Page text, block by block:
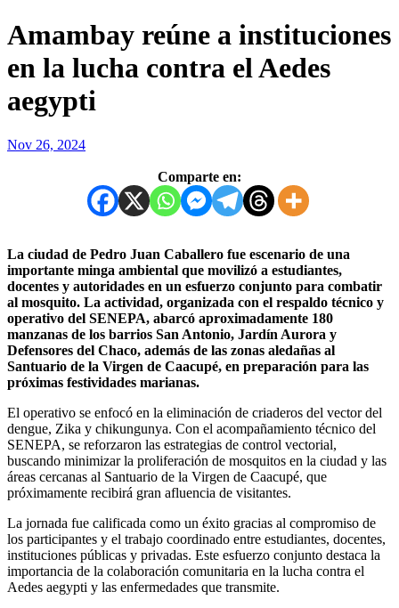
Amambay reúne a instituciones
en la lucha contra el Aedes
aegypti
Nov 26, 2024
Comparte en:
La ciudad de Pedro Juan Caballero fue escenario de una
importante minga ambiental que movilizó a estudiantes,
docentes y autoridades en un esfuerzo conjunto para combatir
al mosquito. La actividad, organizada con el respaldo técnico y
operativo del SENEPA, abarcó aproximadamente 180
manzanas de los barrios San Antonio, Jardín Aurora y
Defensores del Chaco, además de las zonas aledañas al
Santuario de la Virgen de Caacupé, en preparación para las
próximas festividades marianas.
El operativo se enfocó en la eliminación de criaderos del vector del
dengue, Zika y chikungunya. Con el acompañamiento técnico del
SENEPA, se reforzaron las estrategias de control vectorial,
buscando minimizar la proliferación de mosquitos en la ciudad y las
áreas cercanas al Santuario de la Virgen de Caacupé, que
próximamente recibirá gran afluencia de visitantes.
La jornada fue calificada como un éxito gracias al compromiso de
los participantes y el trabajo coordinado entre estudiantes, docentes,
instituciones públicas y privadas. Este esfuerzo conjunto destaca la
importancia de la colaboración comunitaria en la lucha contra el
Aedes aegypti y las enfermedades que transmite.